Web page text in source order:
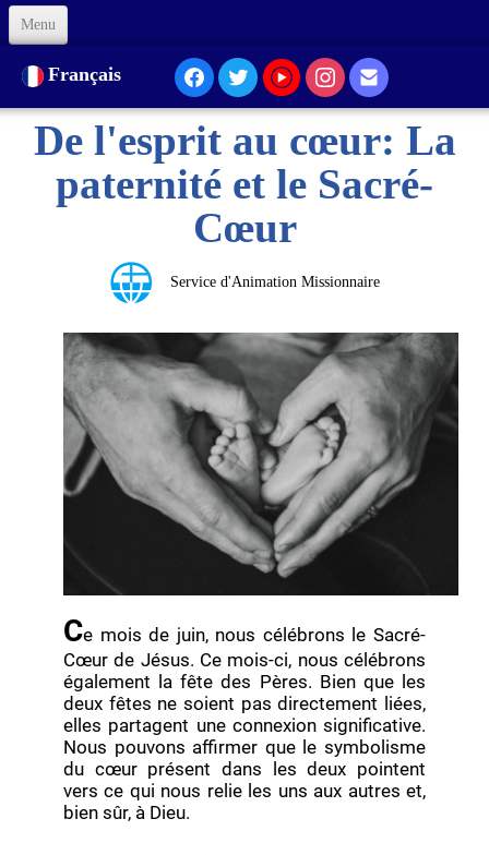
Menu
Accueil
À Propos de nous
Notre Présence
Formation
Animation
Soutenez-nous
Code d'Éthique
Contacts
Français
De l'esprit au cœur: La
paternité et le Sacré-
Cœur
Service d'Animation Missionnaire
Ce mois de juin, nous célébrons le Sacré-
Cœur de Jésus. Ce mois-ci, nous célébrons
également la fête des Pères. Bien que les
deux fêtes ne soient pas directement liées,
elles partagent une connexion significative.
Nous pouvons affirmer que le symbolisme
du cœur présent dans les deux pointent
vers ce qui nous relie les uns aux autres et,
bien sûr, à Dieu.